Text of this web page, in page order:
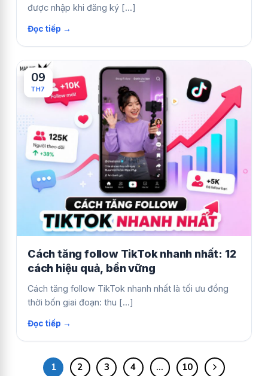
được nhập khi đăng ký [...]
Cách tăng follow TikTok nhanh nhất: 12
cách hiệu quả, bền vững
Cách tăng follow TikTok nhanh nhất là tối ưu đồng
thời bốn giai đoạn: thu [...]
09
TH7
1 2 3 4 … 10